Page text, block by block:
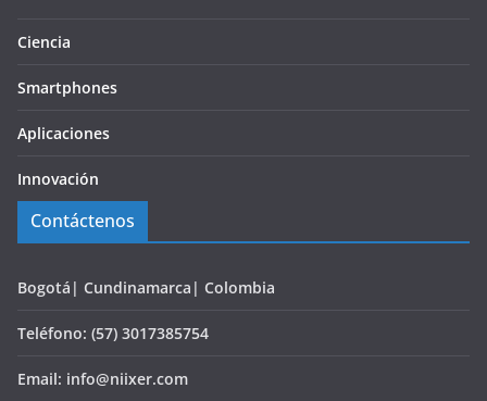
Ciencia
Smartphones
Aplicaciones
Innovación
Contáctenos
Bogotá| Cundinamarca| Colombia
Teléfono: (57) 3017385754
Email: info@niixer.com